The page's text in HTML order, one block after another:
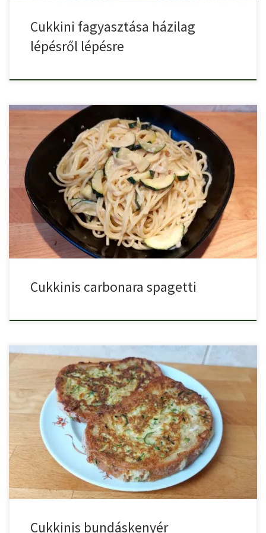
Cukkini fagyasztása házilag
lépésről lépésre
A carbonara spagetti, azaz szénégető spagetti az egyik
legnépszerűbb olasz […]
Cukkinis carbonara spagetti
A hagyományos bundáskenyér is nagyon finom, de vihetünk bele
egy […]
Cukkinis bundáskenyér